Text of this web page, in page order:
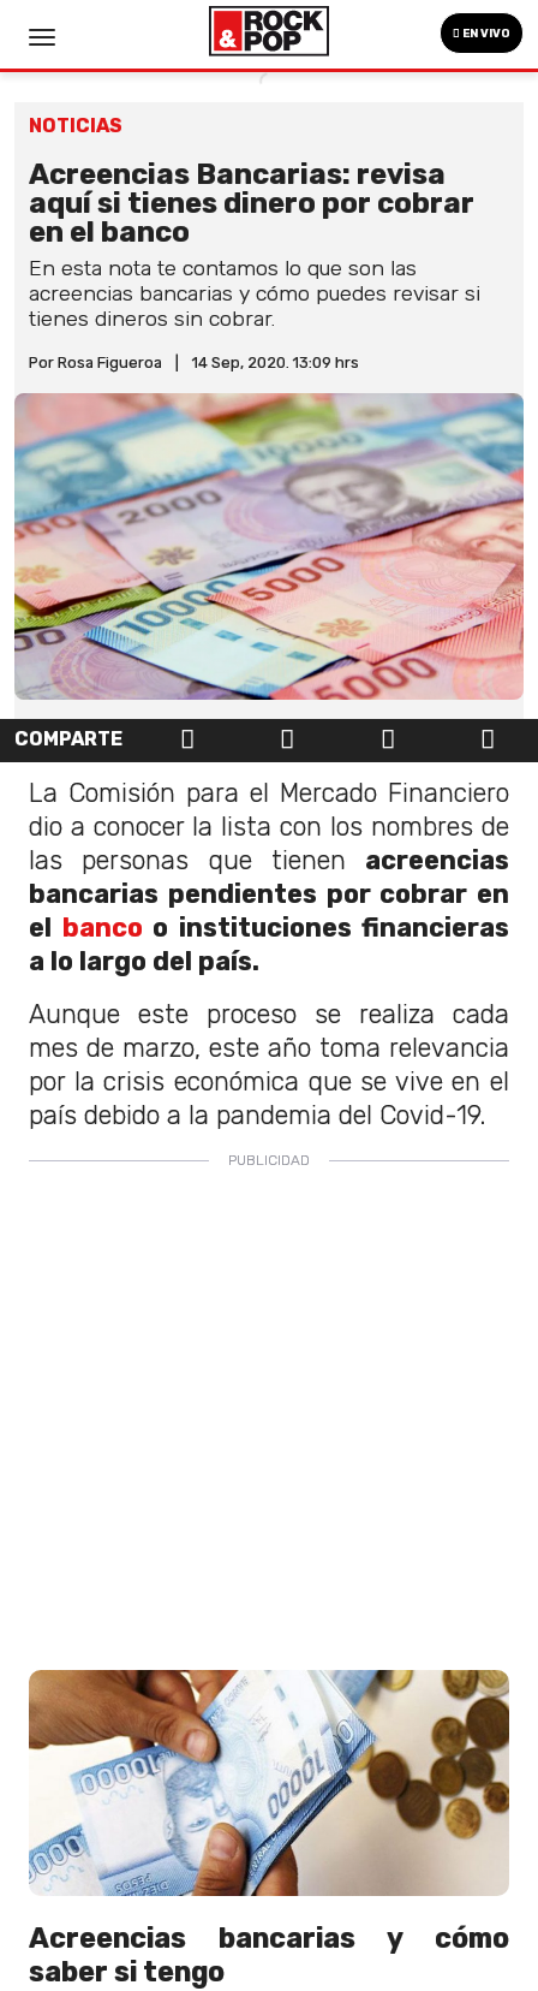
EN VIVO
NOTICIAS
Acreencias Bancarias: revisa
aquí si tienes dinero por cobrar
en el banco
En esta nota te contamos lo que son las
acreencias bancarias y cómo puedes revisar si
tienes dineros sin cobrar.
Por Rosa Figueroa 14 Sep, 2020. 13:09 hrs
COMPARTE
La Comisión para el Mercado Financiero
dio a conocer la lista con los nombres de
las personas que tienen acreencias
bancarias pendientes por cobrar en
el banco o instituciones financieras
a lo largo del país.
Aunque este proceso se realiza cada
mes de marzo, este año toma relevancia
por la crisis económica que se vive en el
país debido a la pandemia del Covid-19.
Acreencias bancarias y cómo
saber si tengo